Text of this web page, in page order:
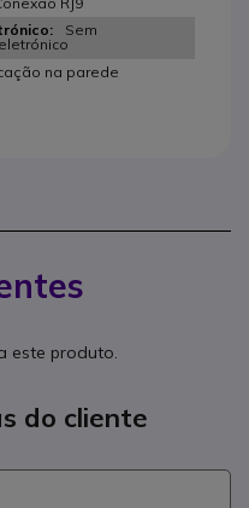
Sem
na parede
este produto.
do cliente